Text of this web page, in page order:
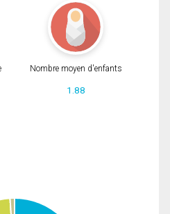
Nombre moyen d'enfants
1.88